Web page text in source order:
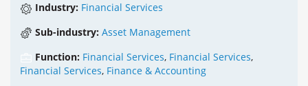
Industry: Financial Services
Sub-industry:Asset Management
Function: Financial Services, Financial Services,
Financial Services, Finance & Accounting